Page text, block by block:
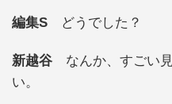
編集S どうでした？
新越谷 なんか、すごい
い。